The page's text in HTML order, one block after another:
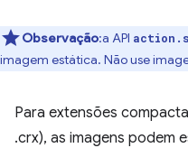
Observação:a API
imagem estática. Não use
Para extensões
.crx), as imagens podem